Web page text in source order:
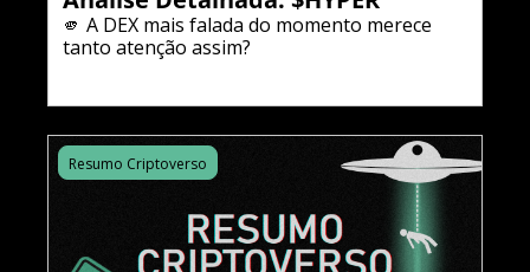
🫵 A DEX mais falada do momento merece
tanto atenção assim?
Resumo Criptoverso